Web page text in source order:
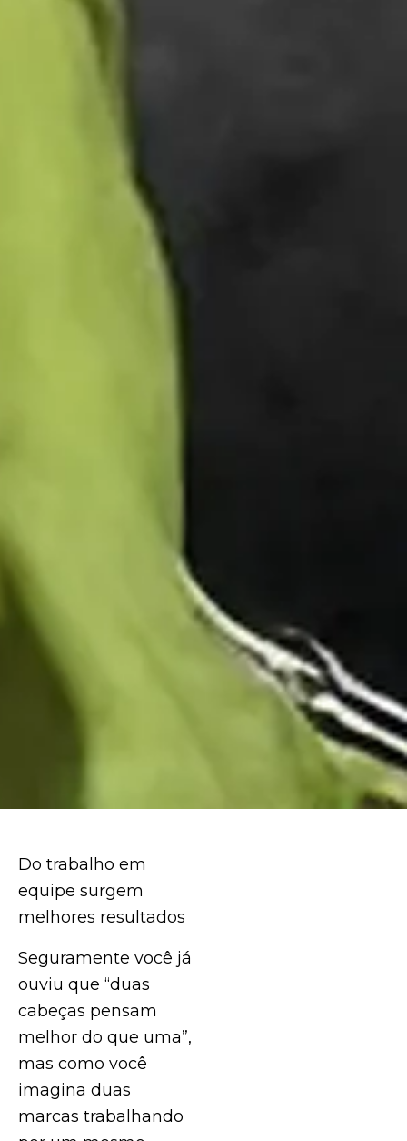
Do trabalho em
equipe surgem
melhores resultados
Seguramente você já
ouviu que “duas
cabeças pensam
melhor do que uma”,
mas como você
imagina duas
marcas trabalhando